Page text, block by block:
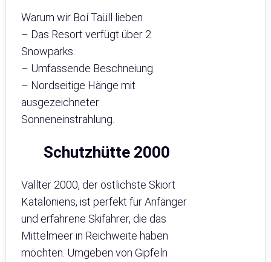
Warum wir Boí Taüll lieben
– Das Resort verfügt über 2
Snowparks.
– Umfassende Beschneiung.
– Nordseitige Hänge mit
ausgezeichneter
Sonneneinstrahlung.
Schutzhütte 2000
Vallter 2000, der östlichste Skiort
Kataloniens, ist perfekt für Anfänger
und erfahrene Skifahrer, die das
Mittelmeer in Reichweite haben
möchten. Umgeben von Gipfeln